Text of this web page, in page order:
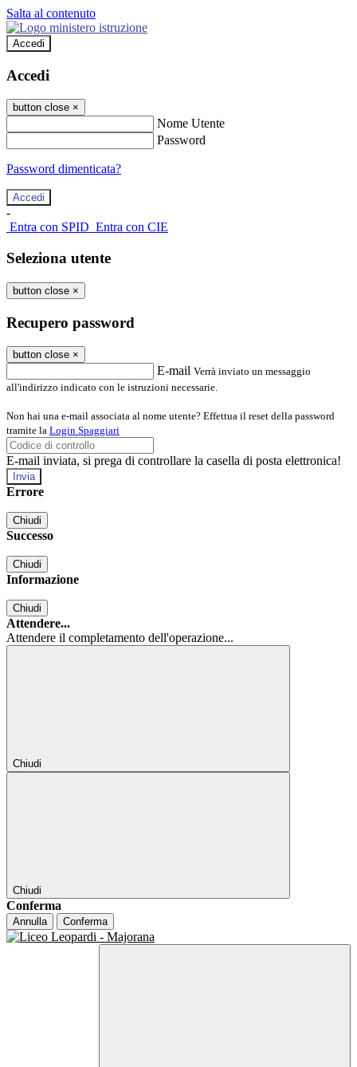
Salta al contenuto
Accedi
Accedi
button close ×
Nome Utente
Password
Password dimenticata?
-
Entra con SPID Entra con CIE
Seleziona utente
button close ×
Recupero password
button close ×
E-mail Verrà inviato un messaggio
all'indirizzo indicato con le istruzioni necessarie.
Non hai una e-mail associata al nome utente? Effettua il reset della password
tramite la Login Spaggiari
E-mail inviata, si prega di controllare la casella di posta elettronica!
Errore
Chiudi
Successo
Chiudi
Informazione
Chiudi
Attendere...
Attendere il completamento dell'operazione...
Chiudi
Chiudi
Conferma
Annulla Conferma